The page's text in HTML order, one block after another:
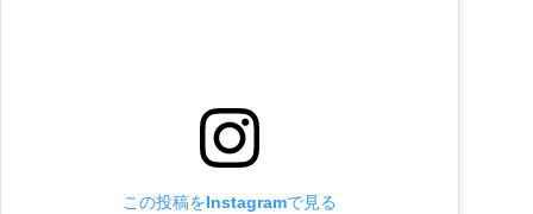
この投稿をInstagramで見る